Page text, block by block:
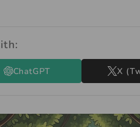
ChatGPT X